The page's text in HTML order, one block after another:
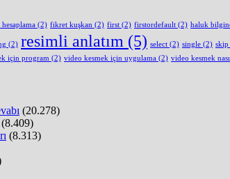
(2) fikret kuşkan (2) first (2) firstordefault (2) haluk
(2) resimli anlatım (5) select (2) single (2) skip
için program (2) video kesmek için uygulama (2) video kesmek
(20.278)
(8.409)
(8.313)